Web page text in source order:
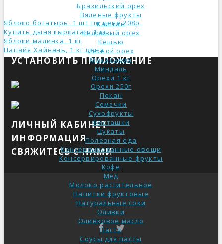
Бразильский орех
Вяленые фрукты
Каштан
Кедровый орех
Кешью
Лесной орех
Макадамия
Миндаль
Орехи 1 кг
Орехи 250г
Пекан
Семечки
Сухофрукты
Фисташки
Цукаты
Полезная еда
Консервированные овощи
Консервированные фрукты
Кофе
Мед
Молоко растительное
Напитки фруктовые
Натуральные соки
Оливки
Оливковое масло
Паста
Соусы для пасты
Яблоко богатырь, 1 шт по цене 208р.
Купить дыня кыркагач, 1 кг
Яблоки малинка, 1 кг
Папайя Хайнань, 1 кг ценa
УСТАНОВИТЬ ПРИЛОЖЕНИЕ
ЛИЧНЫЙ КАБИНЕТ
ИНФОРМАЦИЯ
СВЯЖИТЕСЬ С НАМИ